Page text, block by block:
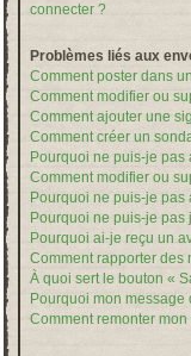
connecter ?
Problèmes liés aux
Comment poster dans
Comment modifier ou
Comment ajouter une
Comment créer un
Pourquoi ne puis-je pas
Comment modifier ou
Pourquoi ne puis-je pas
Pourquoi ne puis-je
Pourquoi ai-je reçu un
Comment rapporter des
À quoi sert le bouton «
Pourquoi mon message
Comment remonter mon